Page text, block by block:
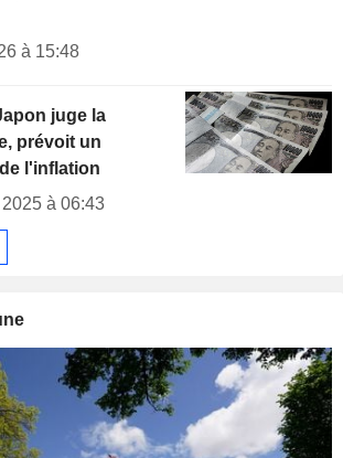
à 15:48
juge la
prévoit un
l'inflation
à 06:43